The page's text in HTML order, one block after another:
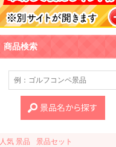
商品検索
人気 景品
景品セット